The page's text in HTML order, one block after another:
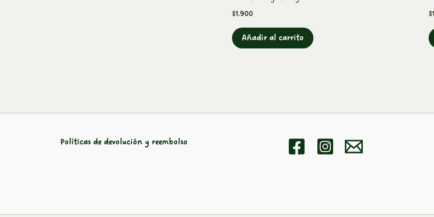
$1.900
Añadir al carrito
$
Políticas de devolución y reembolso